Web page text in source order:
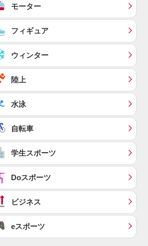
モーター
フィギュア
ウィンター
陸上
水泳
自転車
学生スポーツ
Doスポーツ
ビジネス
eスポーツ